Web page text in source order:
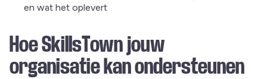
en wat het oplevert
Hoe SkillsTown jouw
organisatie kan ondersteunen